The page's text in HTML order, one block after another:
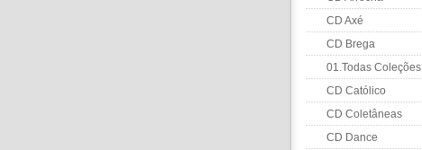
CD Axé
CD Brega
01.Todas Coleções
CD Católico
CD Coletâneas
CD Dance